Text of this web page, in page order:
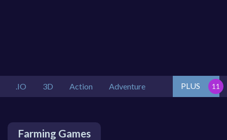
.IO 3D Action Adventure PLUS
Farming Games